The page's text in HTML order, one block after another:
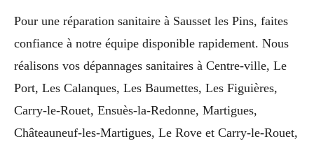
Pour une réparation sanitaire à Sausset les Pins, faites
confiance à notre équipe disponible rapidement. Nous
réalisons vos dépannages sanitaires à Centre-ville, Le
Port, Les Calanques, Les Baumettes, Les Figuières,
Carry-le-Rouet, Ensuès-la-Redonne, Martigues,
Châteauneuf-les-Martigues, Le Rove et Carry-le-Rouet,